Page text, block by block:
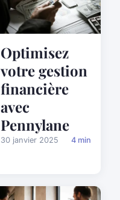
Optimisez
votre gestion
financière
avec
Pennylane
30 janvier 2025 4 min